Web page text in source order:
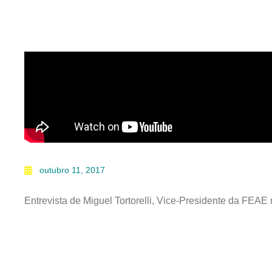
outubro 11, 2017
Entrevista de Miguel Tortorelli, Vice-Presidente da